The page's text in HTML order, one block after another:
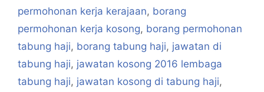
permohonan kerja kerajaan, borang
permohonan kerja kosong, borang permohonan
tabung haji, borang tabung haji, jawatan di
tabung haji, jawatan kosong 2016 lembaga
tabung haji, jawatan kosong di tabung haji,